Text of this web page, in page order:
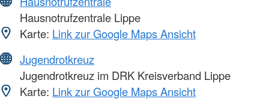
Hausnotrufzentrale Lippe
Karte: Link zur Google Maps Ansicht
Jugendrotkreuz
Jugendrotkreuz im DRK Kreisverband Lippe
Karte: Link zur Google Maps Ansicht